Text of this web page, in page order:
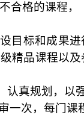
合格的课程，
目标和成果进
精品课程以及
认真规划，以
一次，每门课